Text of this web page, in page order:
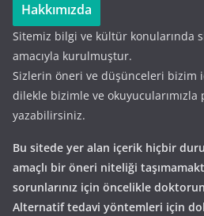
Hakkımızda
Sitemiz bilgi ve kültür konularında
amacıyla kurulmuştur.
Sizlerin öneri ve düşünceleri bizim
dilekle bizimle ve
yazabilirsiniz.
Bu sitede yer alan içerik hiçbir
amaçlı bir öneri niteliği
sorunlarınız için öncelikle
Alternatif tedavi yöntemleri için